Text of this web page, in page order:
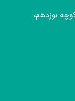
نوزدهم،